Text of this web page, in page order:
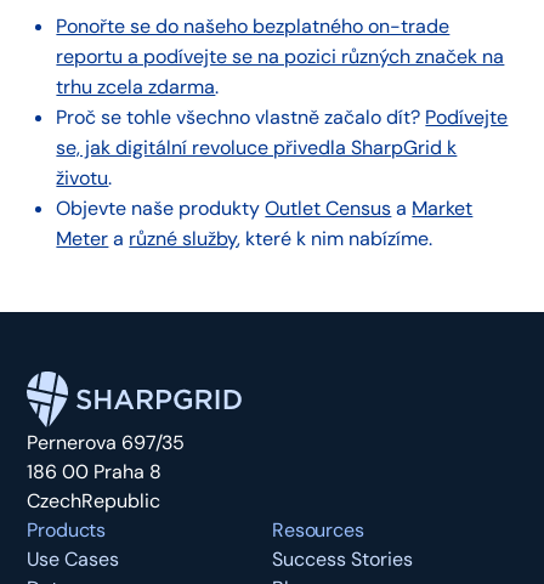
Ponořte se do našeho bezplatného on-trade
reportu a podívejte se na pozici různých značek na
trhu zcela zdarma.
Proč se tohle všechno vlastně začalo dít? Podívejte
se, jak digitální revoluce přivedla SharpGrid k
životu.
Objevte naše produktyOutlet Censusa Market
Metera různé služby, které k nim nabízíme.
Pernerova 697/35
186 00 Praha 8
CzechRepublic
Products
Use Cases
Resources
Success Stories